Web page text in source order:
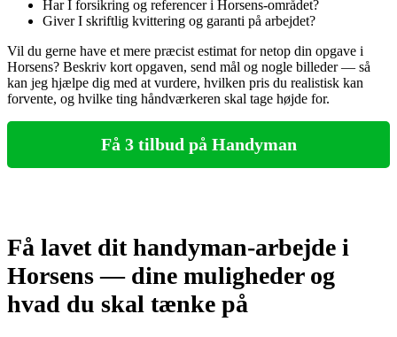
Har I forsikring og referencer i Horsens‑området?
Giver I skriftlig kvittering og garanti på arbejdet?
Vil du gerne have et mere præcist estimat for netop din opgave i
Horsens? Beskriv kort opgaven, send mål og nogle billeder — så
kan jeg hjælpe dig med at vurdere, hvilken pris du realistisk kan
forvente, og hvilke ting håndværkeren skal tage højde for.
Få 3 tilbud på Handyman
Få lavet dit handyman‑arbejde i
Horsens — dine muligheder og
hvad du skal tænke på